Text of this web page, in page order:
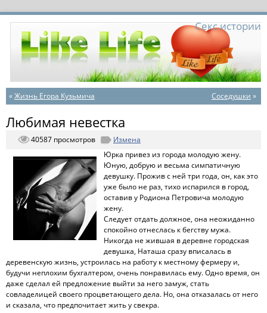
Секс истории
«Жизнь Егора Кузьмича Соседушки »
Любимая невестка
40587 просмотров
Измена
Юрка привез из города молодую жену.
Юную, добрую и весьма симпатичную
девушку. Прожив с ней три года, он, как это
уже было не раз, тихо испарился в город,
оставив у Родиона Петровича молодую
жену.
Следует отдать должное, она неожиданно
спокойно отнеслась к бегству мужа.
Никогда не жившая в деревне городская
девушка, Наташа сразу вписалась в
деревенскую жизнь, устроилась на работу к местному фермеру и,
будучи неплохим бухгалтером, очень понравилась ему. Одно время, он
даже сделал ей предложение выйти за него замуж, стать
совладелицей своего процветающего дела. Но, она отказалась от него
и сказала, что предпочитает жить у свекра.